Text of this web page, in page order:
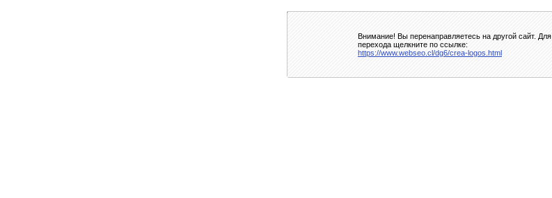
Внимание! Вы перенаправляетесь на другой сайт. Для
перехода щелкните по ссылке:
https://www.webseo.cl/dg6/crea-logos.html